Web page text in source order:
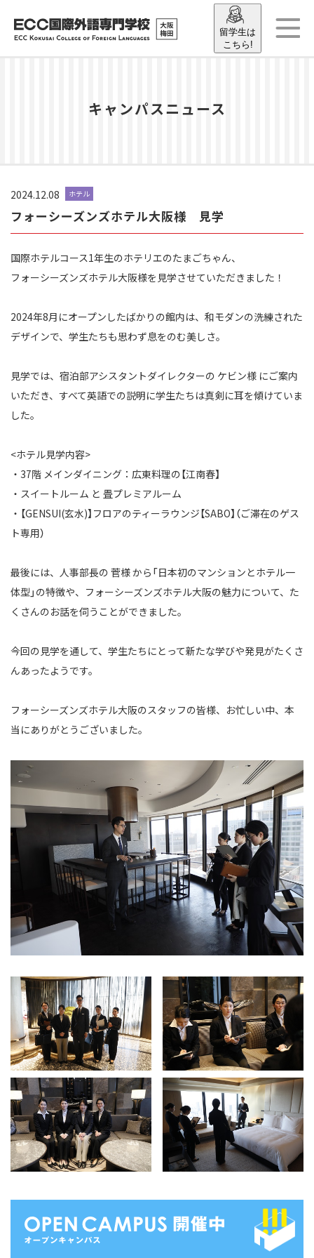
留学生は
こちら!
キャンパスニュース
2024.12.08 ホテル
フォーシーズンズホテル大阪様 見学
国際ホテルコース1年生のホテリエのたまごちゃん、
フォーシーズンズホテル大阪様を見学させていただきました！
2024年8月にオープンしたばかりの館内は、和モダンの洗練された
デザインで、 学生たちも思わず息をのむ美しさ。
見学では、宿泊部アシスタントダイレクターの ケビン様 にご案内
いただき、 すべて英語での説明に学生たちは真剣に耳を傾けていま
した。
<ホテル見学内容>
・37階 メインダイニング：広東料理の【江南春】
・スイートルーム と 畳プレミアルーム
・【GENSUI(玄水)】フロアのティーラウンジ【SABO】（ご滞在のゲス
ト専用）
最後には、人事部長の 菅様 から「日本初のマンションとホテル一
体型」の特徴や、 フォーシーズンズホテル大阪の魅力について、た
くさんのお話を伺うことができました。
今回の見学を通して、学生たちにとって新たな学びや発見がたくさ
んあったようです。
フォーシーズンズホテル大阪のスタッフの皆様、お忙しい中、本
当にありがとうございました。